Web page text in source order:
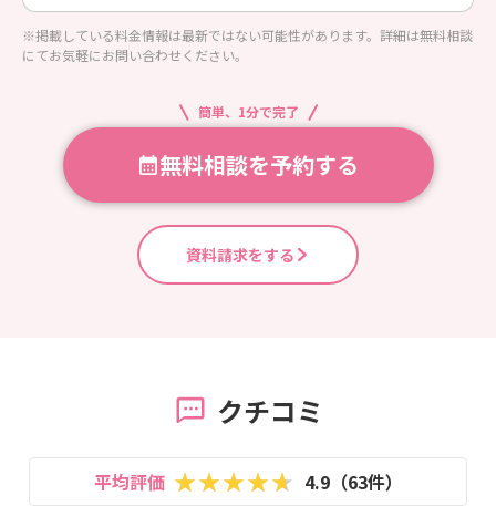
※掲載している料金情報は最新ではない可能性があります。詳細は無料相談
にてお気軽にお問い合わせください。
簡単、1分で完了
無料相談を予約する
資料請求をする
クチコミ
平均評価 4.9（63件）